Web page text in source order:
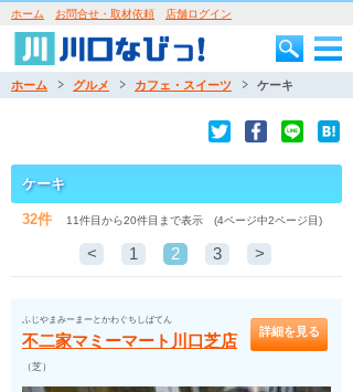
ホーム お問合せ・取材依頼 店舗ログイン
ホーム グルメ カフェ・スイーツ ケーキ
ケーキ
32件 11件目から20件目まで表示 (4ページ中2ページ目)
< 1 2 3 >
ふじやまみーまーとかわぐちしばてん
不二家マミーマート川口芝店
（芝）
詳細を見る